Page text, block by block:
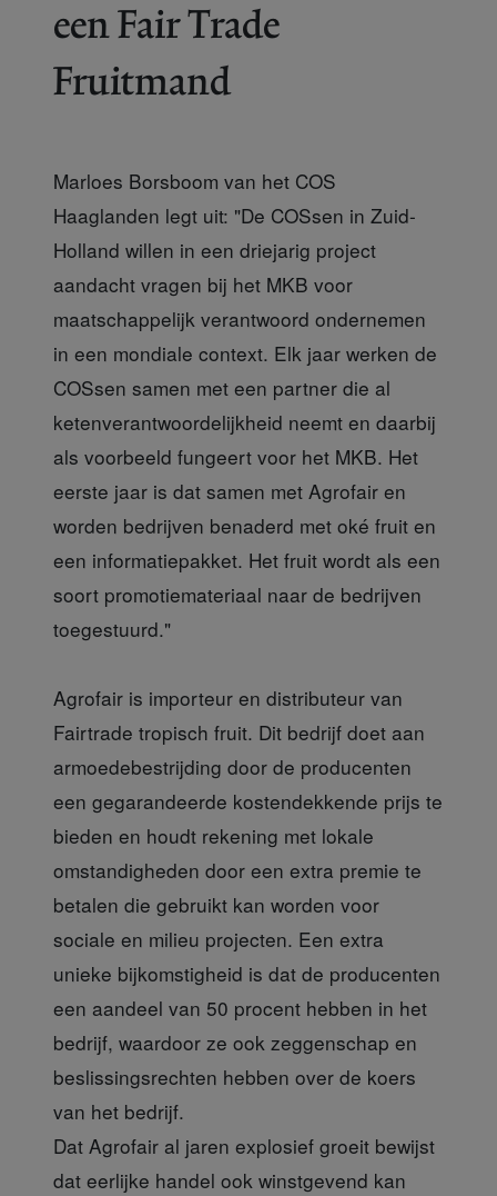
een Fair Trade
Fruitmand
Marloes Borsboom van het COS
Haaglanden legt uit: "De COSsen in Zuid-
Holland willen in een driejarig project
aandacht vragen bij het MKB voor
maatschappelijk verantwoord ondernemen
in een mondiale context. Elk jaar werken de
COSsen samen met een partner die al
ketenverantwoordelijkheid neemt en daarbij
als voorbeeld fungeert voor het MKB. Het
eerste jaar is dat samen met Agrofair en
worden bedrijven benaderd met oké fruit en
een informatiepakket. Het fruit wordt als een
soort promotiemateriaal naar de bedrijven
toegestuurd."
Agrofair is importeur en distributeur van
Fairtrade tropisch fruit. Dit bedrijf doet aan
armoedebestrijding door de producenten
een gegarandeerde kostendekkende prijs te
bieden en houdt rekening met lokale
omstandigheden door een extra premie te
betalen die gebruikt kan worden voor
sociale en milieu projecten. Een extra
unieke bijkomstigheid is dat de producenten
een aandeel van 50 procent hebben in het
bedrijf, waardoor ze ook zeggenschap en
beslissingsrechten hebben over de koers
van het bedrijf.
Dat Agrofair al jaren explosief groeit bewijst
dat eerlijke handel ook winstgevend kan